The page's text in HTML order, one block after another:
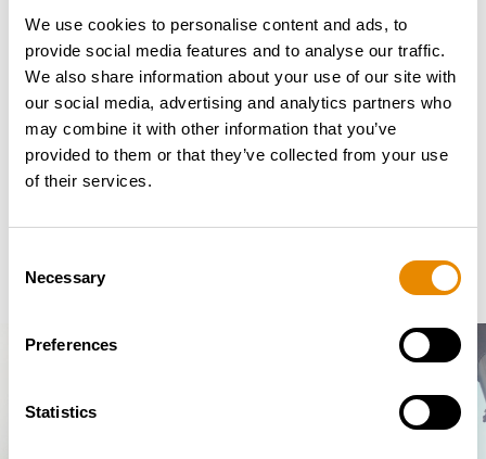
We use cookies to personalise content and ads, to
provide social media features and to analyse our traffic.
We also share information about your use of our site with
our social media, advertising and analytics partners who
may combine it with other information that you’ve
provided to them or that they’ve collected from your use
of their services.
Selection
Necessary
Preferences
Statistics
Vertriebsprofi gewonnen, der technisches Know-how
mit Führungskompetenz und digitaler Expertise
verbindet. Wir freuen uns sehr auf die
Zusammenarbeit“, sagt Uwe Strotmann.
Jens Westermann wird mit seinem Team die
vertriebliche Präsenz von Ruthmann in Deutschland
konsequent ausbauen.